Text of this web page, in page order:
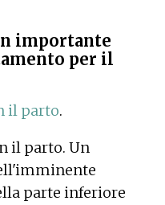
importante
per il
il parto.
il parto. Un
parte inferiore